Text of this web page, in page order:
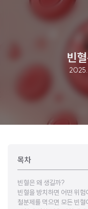
빈
2025.
목차
빈혈은 왜 생길까?
빈혈을 방치하면 어떤 위험
철분제를 먹으면 모든 빈